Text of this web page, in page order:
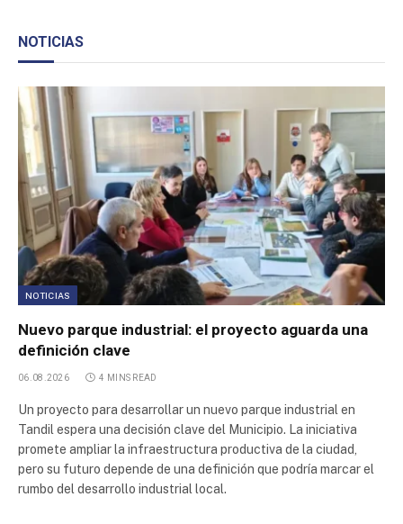
Área industrial Villa Mugueta
Parque Industrial Casilda
Parque Industrial Perico
Centro de Transferencia de Cargas CTC
Parque Apícola y Agroalimentario
Parque Apícola y Agroalimentario de Santa Rosa
Parque Industrial Buen Ayre 2
Parque Industrial Buen Ayre
NOTICIAS
NOTICIAS
Nuevo parque industrial: el proyecto aguarda una
definición clave
06.08.2026 4 MINS READ
Un proyecto para desarrollar un nuevo parque industrial en
Tandil espera una decisión clave del Municipio. La iniciativa
promete ampliar la infraestructura productiva de la ciudad,
pero su futuro depende de una definición que podría marcar el
rumbo del desarrollo industrial local.